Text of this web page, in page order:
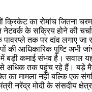
क्रिकेट का रोमांच
के सक्रिय होने की
तक पर दांव लगाए
आधिकारिक पुष्टि अभी जांच
कमाई संभव है। सवाल यह
तक पहुंच रहे हैं। बड़े
का मामला नहीं बल्कि एक
नरेंद्र मोदी के संसदीय